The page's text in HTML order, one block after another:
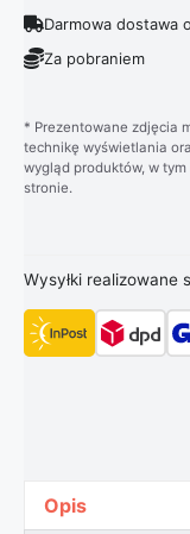
Darmowa dostawa
Za pobraniem
* Prezentowane zdjęcia
technikę wyświetlania
wygląd produktów, w
stronie.
Wysyłki realizowane
Opis